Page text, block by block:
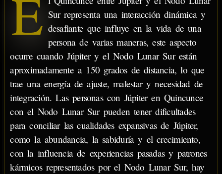
E Sur representa una interacción dinámica y
desafiante que influye en la vida de una
persona de varias maneras, este aspecto
ocurre cuando Júpiter y el Nodo Lunar Sur están
aproximadamente a 150 grados de distancia, lo que
trae una energía de ajuste, malestar y necesidad de
integración. Las personas con Júpiter en Quincunce
con el Nodo Lunar Sur pueden tener dificultades
para conciliar las cualidades expansivas de Júpiter,
como la abundancia, la sabiduría y el crecimiento,
con la influencia de experiencias pasadas y patrones
kármicos representados por el Nodo Lunar Sur, hay